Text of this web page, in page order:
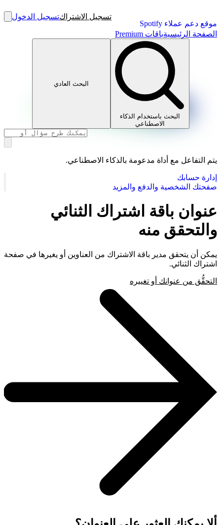
موقع دعم عملاء Spotify
تسجيل الاشتراكتسجيل الدخول
الصفحة الرئيسيةباقات Premium
البحث باستخدام الذكاء
الاصطناعي
البحث العادي
يتم التفاعل مع أداة مدعومة بالذكاء الاصطناعي.
إدارة حسابك
صفحتك الشخصية والدفع والمزيد
عنوان باقة اشتراك الثنائي
والتحقق منه
يمكن أن يتحقق مدير باقة الاشتراك من العناوين أو يغيرها في صفحة
اشتراك الثنائي.
التحقُّق من عنوانك أو تغييره